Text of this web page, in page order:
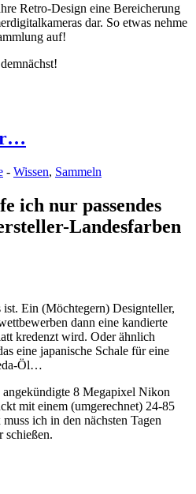
Retro-Design eine Bereicherung
dar. So etwas nehme
auf!
- Wissen, Sammeln
ich nur passendes
Landesfarben
Ein (Möchtegern) Designteller,
dann eine kandierte
kredenzt wird. Oder ähnlich
eine japanische Schale für eine
Öl…
8 Megapixel Nikon
mit einem (umgerechnet) 24-85
ich in den nächsten Tagen
schießen.